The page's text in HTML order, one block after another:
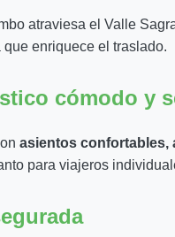
atraviesa el Valle
enriquece el traslado.
cómodo y
asientos confortables,
para viajeros